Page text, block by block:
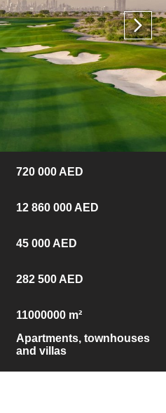
720 000 AED
12 860 000 AED
45 000 AED
282 500 AED
11000000 m²
Apartments, townhouses
and villas